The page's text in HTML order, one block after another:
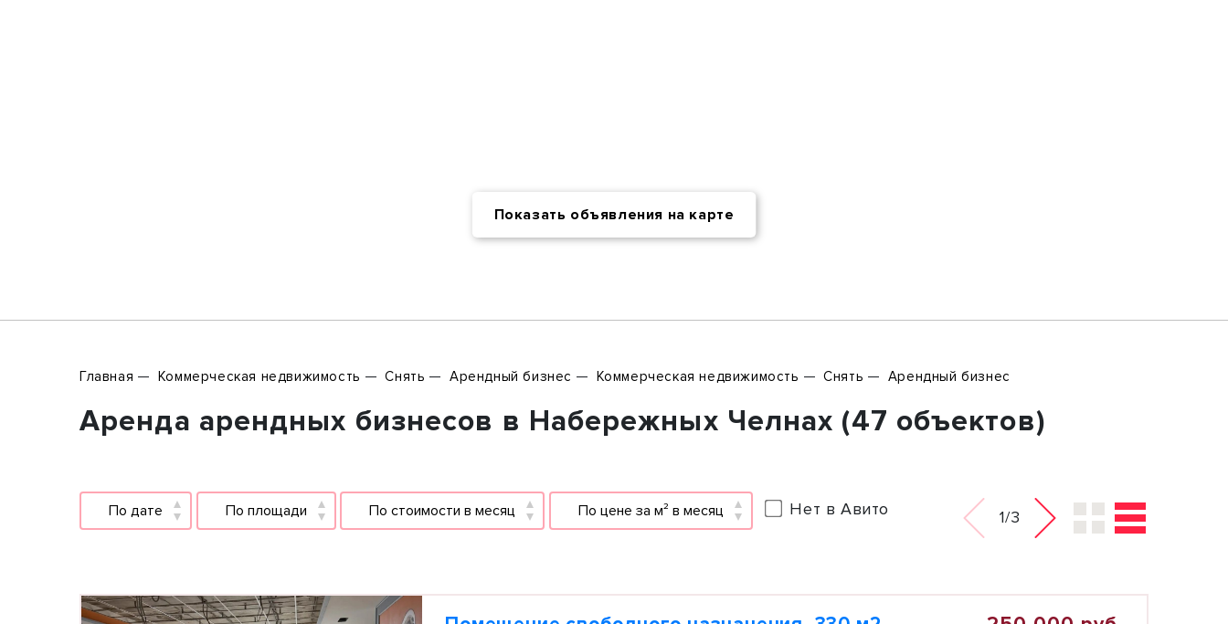
Показать объявления на карте
Главная Коммерческая недвижимость Снять Арендный бизнес Коммерческая недвижимость Снять Арендный бизнес
Аренда арендных бизнесов в Набережных Челнах (47 объектов)
По дате По площади По стоимости в месяц По цене за м² в месяц Нет в Авито 1/3